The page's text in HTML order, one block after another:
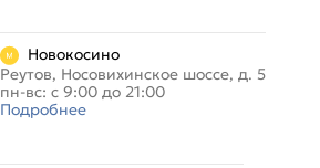
Новокосино
Реутов, Носовихинское шоссе, д. 5
пн-вс: с 9:00 до 21:00
Подробнее